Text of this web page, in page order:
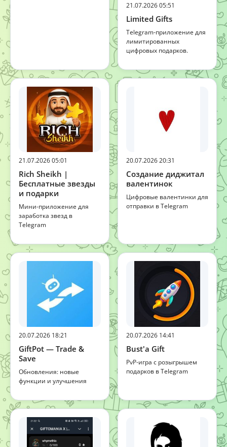
21.07.2026 05:51
Limited Gifts
Telegram-приложение для
лимитированных
цифровых подарков.
21.07.2026 05:01
Rich Sheikh |
Бесплатные звезды
и подарки
Мини-приложение для
заработка звезд в
Telegram
20.07.2026 20:31
Создание диджитал
валентинок
Цифровые валентинки для
отправки в Telegram
20.07.2026 18:21
GiftPot — Trade &
Save
Обновления: новые
функции и улучшения
20.07.2026 14:41
Bust'a Gift
PvP-игра с розыгрышем
подарков в Telegram